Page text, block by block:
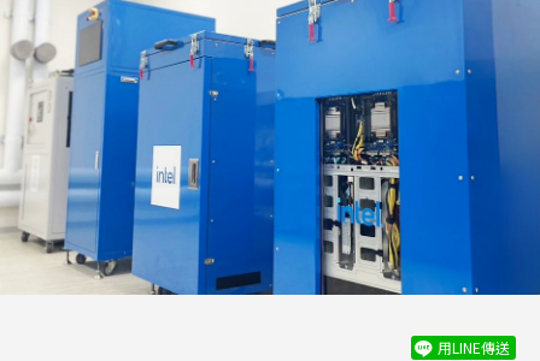
用LINE傳送